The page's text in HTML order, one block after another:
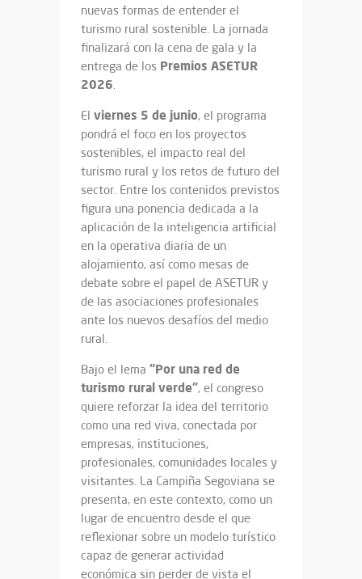
nuevas formas de entender el
turismo rural sostenible. La jornada
finalizará con la cena de gala y la
entrega de los Premios ASETUR
2026.
El viernes 5 de junio, el programa
pondrá el foco en los proyectos
sostenibles, el impacto real del
turismo rural y los retos de futuro del
sector. Entre los contenidos previstos
figura una ponencia dedicada a la
aplicación de la inteligencia artificial
en la operativa diaria de un
alojamiento, así como mesas de
debate sobre el papel de ASETUR y
de las asociaciones profesionales
ante los nuevos desafíos del medio
rural.
Bajo el lema “Por una red de
turismo rural verde”, el congreso
quiere reforzar la idea del territorio
como una red viva, conectada por
empresas, instituciones,
profesionales, comunidades locales y
visitantes. La Campiña Segoviana se
presenta, en este contexto, como un
lugar de encuentro desde el que
reflexionar sobre un modelo turístico
capaz de generar actividad
económica sin perder de vista el